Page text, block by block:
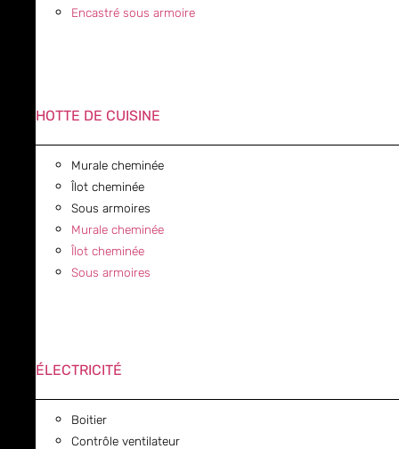
Encastré sous armoire
HOTTE DE CUISINE
Murale cheminée
Îlot cheminée
Sous armoires
Murale cheminée
Îlot cheminée
Sous armoires
ÉLECTRICITÉ
Boitier
Contrôle ventilateur